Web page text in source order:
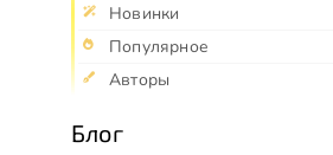
Новинки
Популярное
Авторы
Блог